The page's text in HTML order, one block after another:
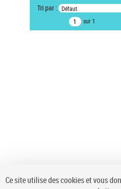
Statut de la notice d’autorité
Notice élémentaire
Pays
Tri par : Défaut
sur 1
Ce site utilise des cookies et vous